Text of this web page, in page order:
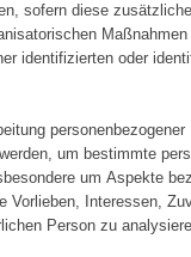
sofern diese
identifizierten oder
um bestimmte
um Aspekte
Vorlieben, Interessen,
Person zu